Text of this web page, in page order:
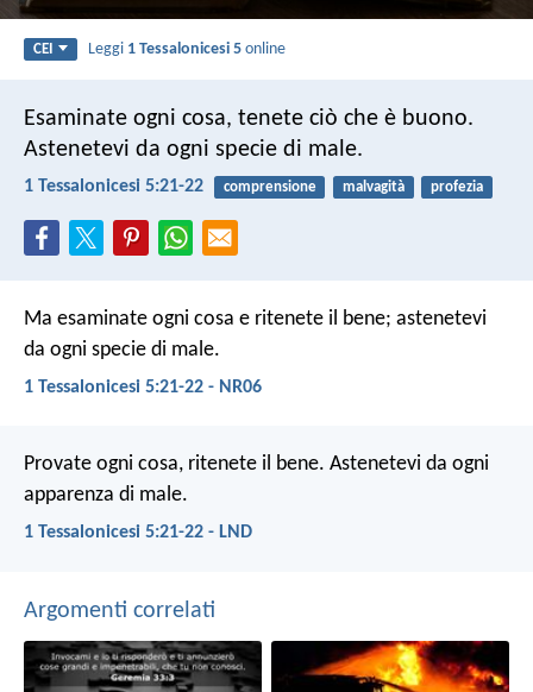
CEI Leggi 1 Tessalonicesi 5 online
Esaminate ogni cosa, tenete ciò che è buono.
Astenetevi da ogni specie di male.
1 Tessalonicesi 5:21-22 comprensione malvagità profezia
Ma esaminate ogni cosa e ritenete il bene; astenetevi
da ogni specie di male.
1 Tessalonicesi 5:21-22 - NR06
Provate ogni cosa, ritenete il bene. Astenetevi da ogni
apparenza di male.
1 Tessalonicesi 5:21-22 - LND
Argomenti correlati